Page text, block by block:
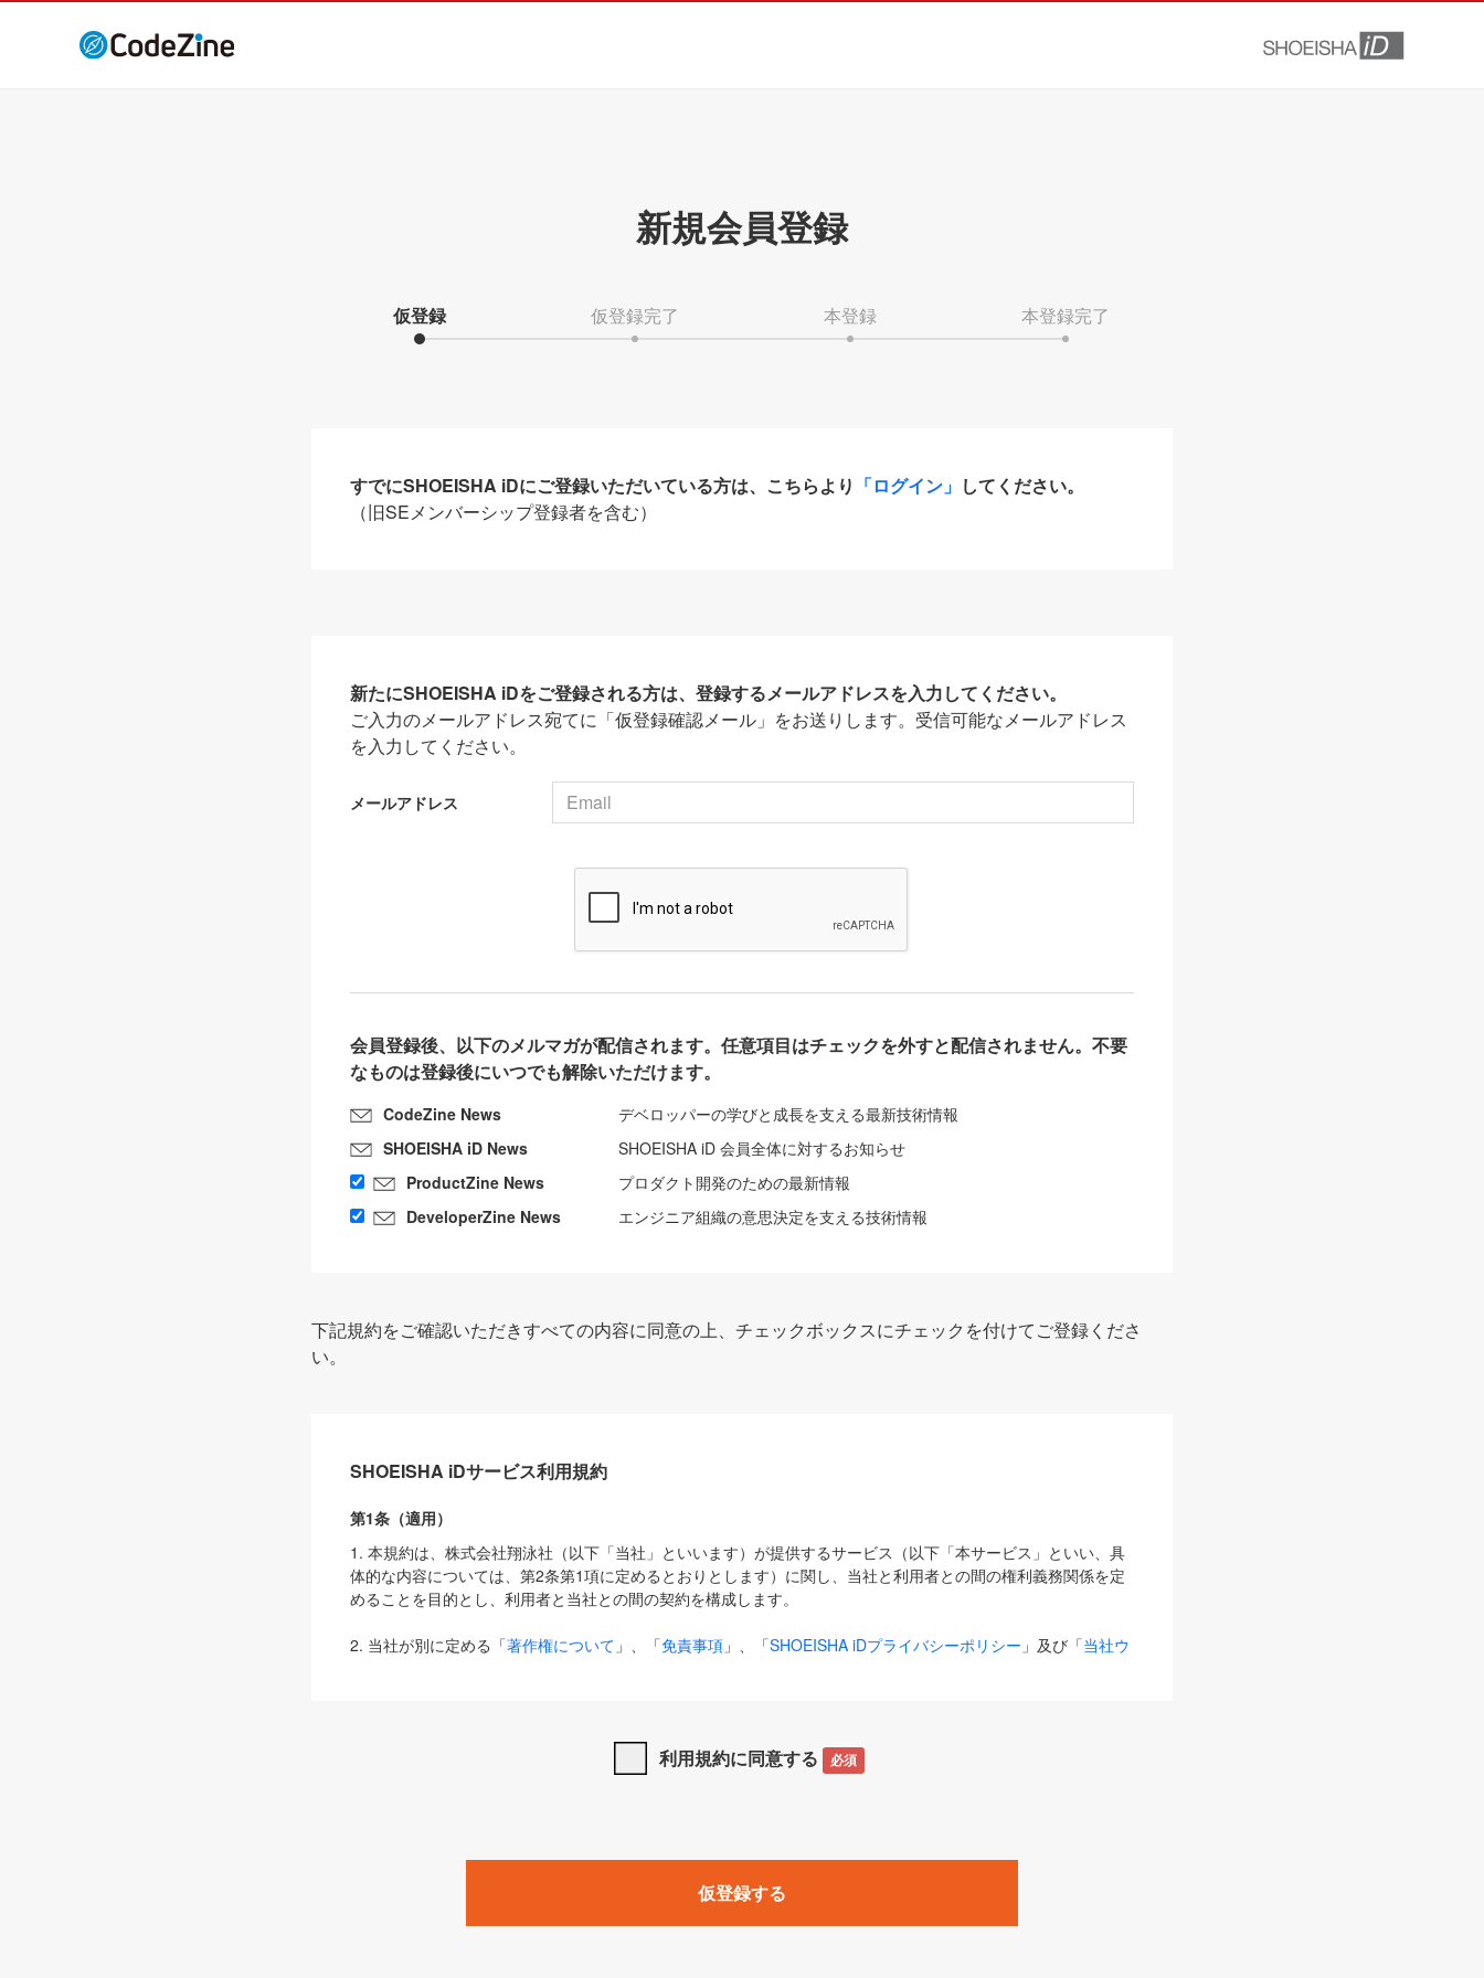
新規会員登録
仮登録 仮登録完了 本登録 本登録完了
すでにSHOEISHA iDにご登録いただいている方は、こちらより 「ログイン」 してください。
（旧SEメンバーシップ登録者を含む）
新たにSHOEISHA iDをご登録される方は、登録するメールアドレスを入力してください。
ご入力のメールアドレス宛てに「仮登録確認メール」をお送りします。受信可能なメールアドレス
を入力してください。
メールアドレス
会員登録後、以下のメルマガが配信されます。任意項目はチェックを外すと配信されません。不要
なものは登録後にいつでも解除いただけます。
CodeZine News
デベロッパーの学びと成長を支える最新技術情報
SHOEISHA iD News
SHOEISHA iD 会員全体に対するお知らせ
ProductZine News
プロダクト開発のための最新情報
DeveloperZine News
エンジニア組織の意思決定を支える技術情報
下記規約をご確認いただきすべての内容に同意の上、チェックボックスにチェックを付けてご登録くださ
い。
SHOEISHA iDサービス利用規約
第1条（適用）
1. 本規約は、株式会社翔泳社（以下「当社」といいます）が提供するサービス（以下「本サービス」といい、具
体的な内容については、第2条第1項に定めるとおりとします）に関し、当社と利用者との間の権利義務関係を定
めることを目的とし、利用者と当社との間の契約を構成します。
2. 当社が別に定める「著作権について 」、「免責事項 」、「SHOEISHA iDプライバシーポリシー 」及び「当社ウ
は、本規約の規定が優先して適用されるものとします。
1. 「本サービス」とは、当社が提供する以下のサービス（名称や内容が変更された場合、変更後のサービスを含
みます）及びこれらサービスに関連して当社が実施するイベントやキャンペーンをいいます。
「SEBook」「SEShop」「CodeZine」「MarkeZine」「EnterpriseZine」「ECzine」「Biz/Zine」「HRzine」
利用規約に同意する 必須
仮登録する